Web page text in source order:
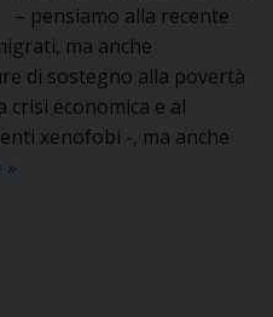
– pensiamo alla recente
ma anche
di sostegno alla povertà
crisi economica e al
xenofobi -, ma anche
«Liberi
»